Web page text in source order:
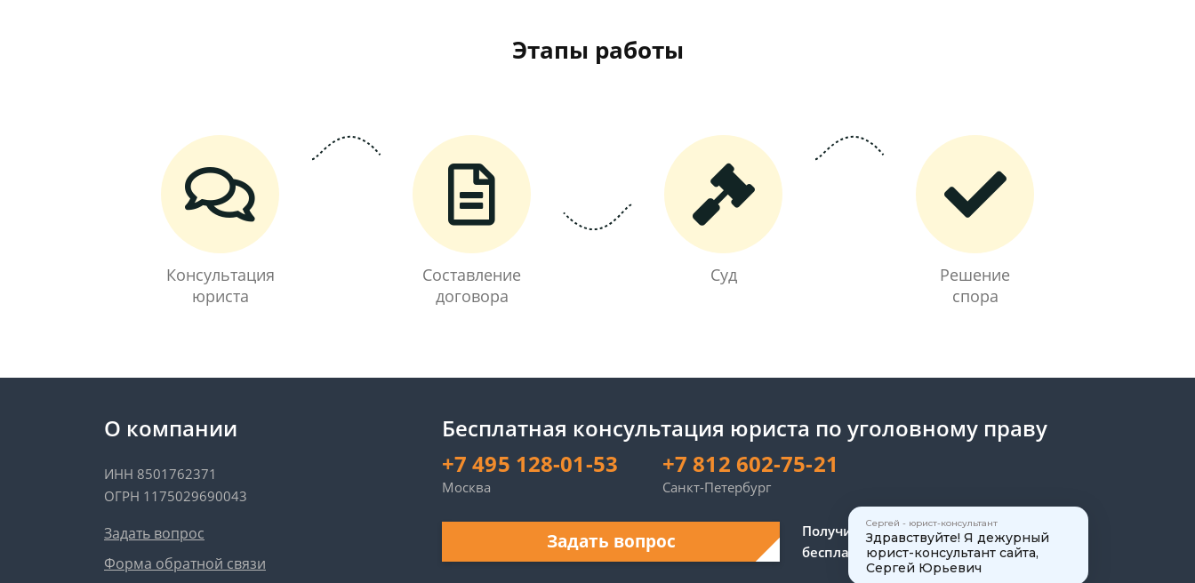
Этапы работы
Консультация
юриста
Составление
договора
Суд
Решение
спора
О компании
ИНН 8501762371
ОГРН 1175029690043
Задать вопрос
Форма обратной связи
Бесплатная консультация юриста по уголовному праву
+7 495 128-01-53
Москва
+7 812 602-75-21
Санкт-Петербург
Задать вопрос
Получите консультацию
бесплатно
Сергей - юрист-консультант
Здравствуйте! Я дежурный
юрист-консультант сайта,
Сергей Юрьевич